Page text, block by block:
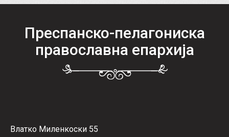
Преспанско-пелагониска
православна епархија
Влатко Миленкоски 55